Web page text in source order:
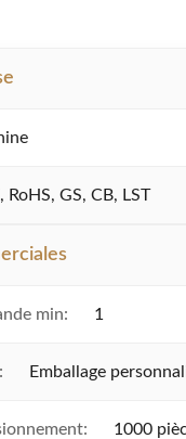
RoHS, GS, CB, LST
min: 1
Emballage
1000